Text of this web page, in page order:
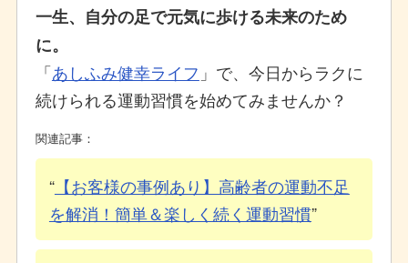
一生、自分の足で元気に歩ける未来のため
に。
「あしふみ健幸ライフ 」で、今日からラクに
続けられる運動習慣を始めてみませんか？
関連記事：
【お客様の事例あり】高齢者の運動不足
を解消！簡単＆楽しく続く運動習慣